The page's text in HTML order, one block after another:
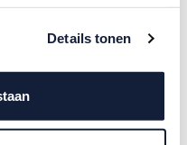
Details tonen